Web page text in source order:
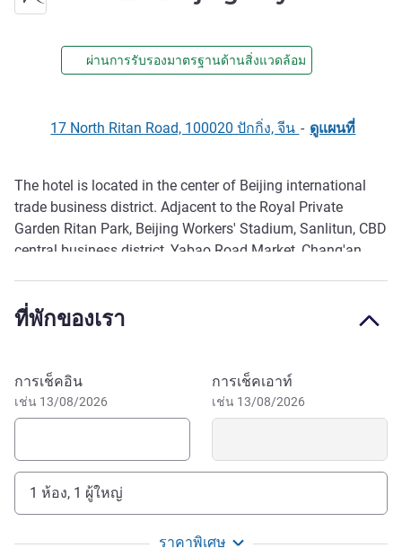
ผ่านการรับรองมาตรฐานด้านสิ่งแวดล้อม
17 North Ritan Road, 100020 ปักกิ่ง, จีน - ดูแผนที่
รายละเอียด
The hotel is located in the center of Beijing international
trade business district. Adjacent to the Royal Private
Garden Ritan Park, Beijing Workers' Stadium, Sanlitun, CBD
central business district, Yabao Road Market, Chang'an
including restaurant, meeting room, 24h gym and
home.
ที่พักของเรา
จองโรงแรมนี้
การเช็คอิน
เช่น 13/08/2026
การเช็คเอาท์
เช่น 13/08/2026
1 ห้อง, 1 ผู้ใหญ่
ราคาพิเศษ